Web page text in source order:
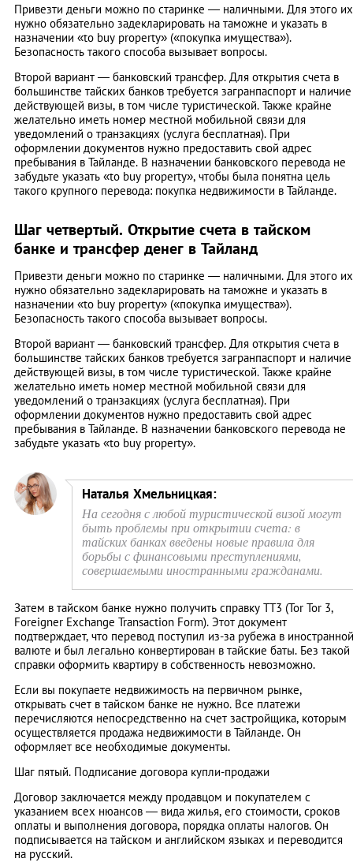
Привезти деньги можно по старинке — наличными. Для этого их
нужно обязательно задекларировать на таможне и указать в
назначении «to buy property» («покупка имущества»).
Безопасность такого способа вызывает вопросы.
Второй вариант — банковский трансфер. Для открытия счета в
большинстве тайских банков требуется загранпаспорт и наличие
действующей визы, в том числе туристической. Также крайне
желательно иметь номер местной мобильной связи для
уведомлений о транзакциях (услуга бесплатная). При
оформлении документов нужно предоставить свой адрес
пребывания в Тайланде. В назначении банковского перевода не
забудьте указать «to buy property», чтобы была понятна цель
такого крупного перевода: покупка недвижимости в Тайланде.
Шаг четвертый. Открытие счета в тайском
банке и трансфер денег в Тайланд
Привезти деньги можно по старинке — наличными. Для этого их
нужно обязательно задекларировать на таможне и указать в
назначении «to buy property» («покупка имущества»).
Безопасность такого способа вызывает вопросы.
Второй вариант — банковский трансфер. Для открытия счета в
большинстве тайских банков требуется загранпаспорт и наличие
действующей визы, в том числе туристической. Также крайне
желательно иметь номер местной мобильной связи для
уведомлений о транзакциях (услуга бесплатная). При
оформлении документов нужно предоставить свой адрес
пребывания в Тайланде. В назначении банковского перевода не
забудьте указать «to buy property».
Наталья Хмельницкая:
На сегодня с любой туристической визой могут
быть проблемы при открытии счета: в
тайских банках введены новые правила для
борьбы с финансовыми преступлениями,
совершаемыми иностранными гражданами.
Затем в тайском банке нужно получить справку ТТ3 (Tor Tor 3,
Foreigner Exchange Transaction Form). Этот документ
подтверждает, что перевод поступил из-за рубежа в иностранной
валюте и был легально конвертирован в тайские баты. Без такой
справки оформить квартиру в собственность невозможно.
Если вы покупаете недвижимость на первичном рынке,
открывать счет в тайском банке не нужно. Все платежи
перечисляются непосредственно на счет застройщика, которым
осуществляется продажа недвижимости в Тайланде. Он
оформляет все необходимые документы.
Шаг пятый. Подписание договора купли-продажи
Договор заключается между продавцом и покупателем с
указанием всех нюансов — вида жилья, его стоимости, сроков
оплаты и выполнения договора, порядка оплаты налогов. Он
подписывается на тайском и английском языках и переводится
на русский.